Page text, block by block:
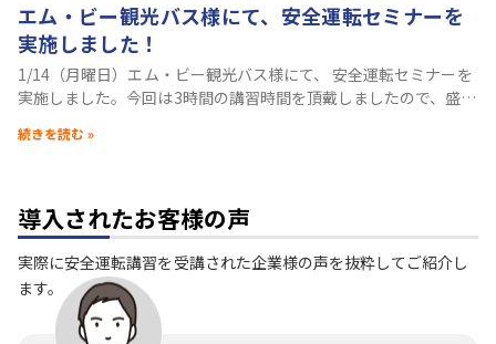
エム・ビー観光バス様にて、安全運転セミナーを
実施しました！
1/14（月曜日）エム・ビー観光バス様にて、 安全運転セミナーを
実施しました。今回は3時間の講習時間を頂戴しましたので、盛り
故が起きる原因と対策２．事故と習慣
続きを読む »
導入されたお客様の声
実際に安全運転講習を受講された企業様の声を抜粋してご紹介し
ます。